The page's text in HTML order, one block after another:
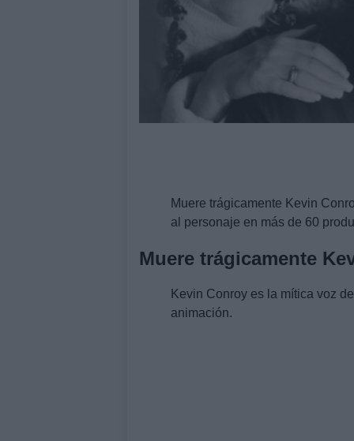
Muere trágicamente Kevin
al personaje en más de 60
Muere trágicamente
Kevin Conroy es la mítica voz
animación.